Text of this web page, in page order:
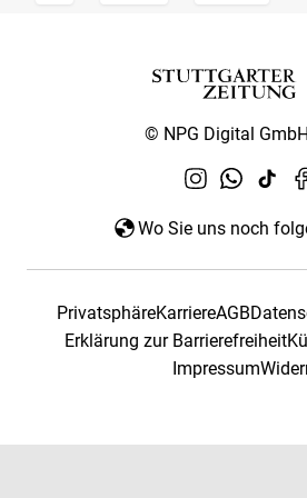
© NPG Digital
Wo Sie uns noch
PrivatsphäreKarriereAGB
Erklärung zur Barrierefreiheit
Impressum